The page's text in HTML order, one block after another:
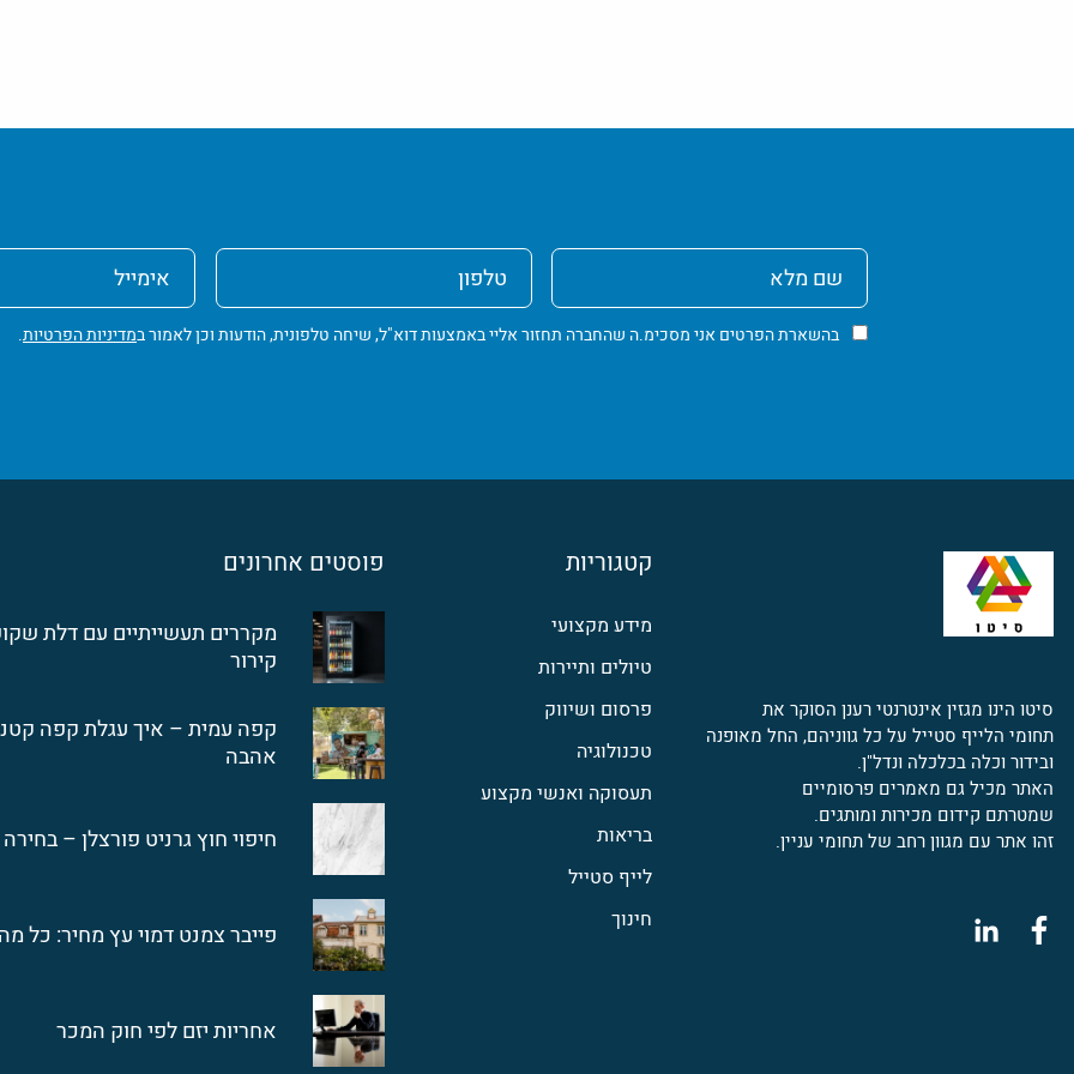
שם
מלא
טלפון אימייל
בהשארת הפרטים אני מסכימ.ה שהחברה תחזור אליי באמצעות דוא"ל, שיחה טלפונית, הודעות וכן לאמור במדיניות הפרטיות.
סיטו הינו מגזין אינטרנטי רענן הסוקר את
תחומי הלייף סטייל על כל גווניהם, החל מאופנה
ובידור וכלה בכלכלה ונדל"ן.
האתר מכיל גם מאמרים פרסומיים
שמטרתם קידום מכירות ומותגים.
זהו אתר עם מגוון רחב של תחומי עניין.
קטגוריות
מידע מקצועי
טיולים ותיירות
פרסום ושיווק
טכנולוגיה
תעסוקה ואנשי מקצוע
בריאות
לייף סטייל
חינוך
פוסטים אחרונים
מקררים תעשייתיים עם דלת
קירור
קפה עמית – איך עגלת קפה
אהבה
חיפוי חוץ גרניט פורצלן –
פייבר צמנט דמוי עץ מחיר: כל
אחריות יזם לפי חוק המכר